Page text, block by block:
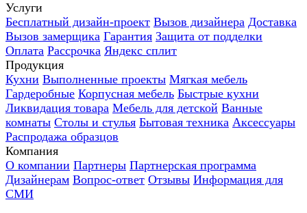
Услуги
Бесплатный дизайн-проект Вызов дизайнера Доставка
Вызов замерщика Гарантия Защита от подделки
Оплата Рассрочка Яндекс сплит
Продукция
Кухни Выполненные проекты Мягкая мебель
Гардеробные Корпусная мебель Быстрые кухни
Ликвидация товара Мебель для детской Ванные
комнаты Столы и стулья Бытовая техника Аксессуары
Распродажа образцов
Компания
О компании Партнеры Партнерская программа
Дизайнерам Вопрос-ответ Отзывы Информация для
СМИ